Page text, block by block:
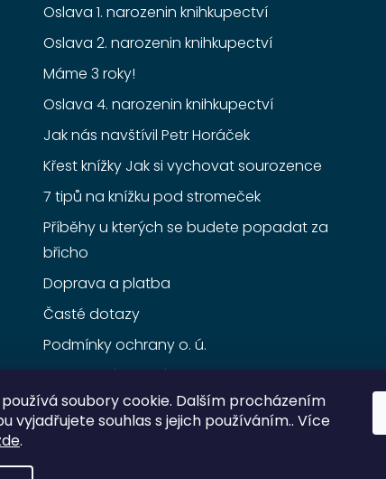
soubory cookie. Dalším procházením
vyjadřujete souhlas s jejich používáním.. Více
.
Oslava 1. narozenin knihkupectví
Oslava 2. narozenin knihkupectví
Máme 3 roky!
Oslava 4. narozenin knihkupectví
Jak nás navštívil Petr Horáček
Křest knížky Jak si vychovat sourozence
7 tipů na knížku pod stromeček
Příběhy u kterých se budete popadat za
břicho
Doprava a platba
Časté dotazy
Podmínky ochrany o. ú.
Obchodní podmínky